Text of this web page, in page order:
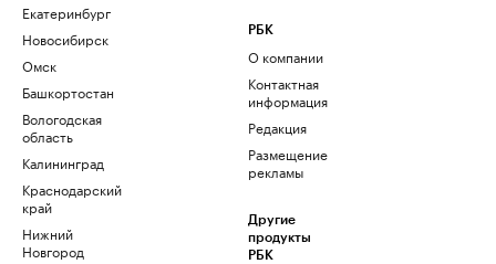
Екатеринбург
Новосибирск
Омск
Башкортостан
Вологодская
область
Калининград
Краснодарский
край
Нижний
Новгород
РБК
О компании
Контактная
информация
Редакция
Размещение
рекламы
Другие
продукты
РБК